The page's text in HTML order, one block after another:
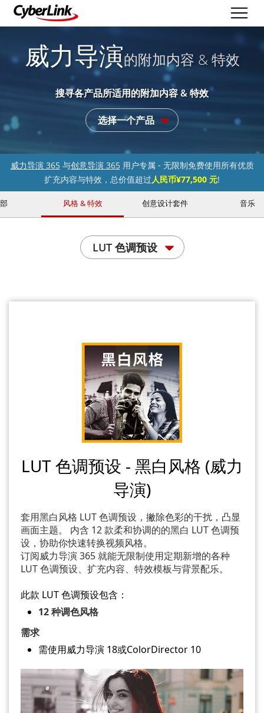
威力导演的附加内容 & 特效
搜寻各产品所适用的附加内容 & 特效
选择一个产品
威力导演 365与创意导演 365用户专属 - 无限制免费使用所有优质
扩充内容与特效，总价值超过人民币¥77,500 元!
风格 & 特效 创意设计套件 音乐
LUT 色调预设
LUT 色调预设 - 黑白风格 (威力
导演)
套用黑白风格 LUT 色调预设，撇除色彩的干扰，凸显
画面主题。 内含 12 款柔和协调的的黑白 LUT 色调预
设，协助你快速转换视频风格。
订阅威力导演 365 就能无限制使用定期新增的各种
LUT 色调预设、扩充内容、特效模板与背景配乐。
此款 LUT 色调预设包含：
12 种调色风格
需求
需使用威力导演 18或ColorDirector 10